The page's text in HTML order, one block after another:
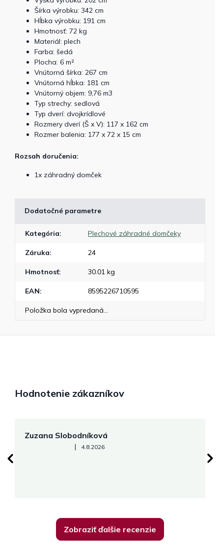
Šírka výrobku: 342 cm
Hĺbka výrobku: 191 cm
Hmotnosť: 72 kg
Materiál: plech
Farba: šedá
Plocha: 6 m²
Vnútorná šírka: 267 cm
Vnútorná hĺbka: 181 cm
Vnútorný objem: 9,76 m3
Typ strechy: sedlová
Typ dverí: dvojkrídlové
Rozmery dverí (Š x V): 117 x 162 cm
Rozmer balenia: 177 x 72 x 15 cm
Rozsah doručenia:
1x záhradný domček
Dodatočné parametre
Kategória: Plechové záhradné domčeky
Záruka: 24
Hmotnosť: 30.01 kg
EAN: 8595226710595
Položka bola vypredaná…
Hodnotenie zákazníkov
Zuzana Slobodníková
Hodnotenie obchodu je 5 z 5 hviezdičiek.
| 4.8.2026
Zobraziť ďalšie recenzie